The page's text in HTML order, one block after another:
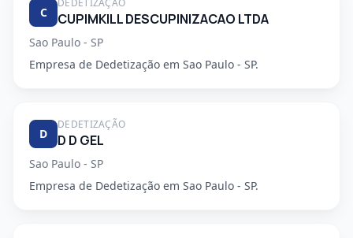
C
DEDETIZAÇÃO
CUPIMKILL DESCUPINIZACAO LTDA
Sao Paulo - SP
Empresa de Dedetização em Sao Paulo - SP.
D
DEDETIZAÇÃO
D D GEL
Sao Paulo - SP
Empresa de Dedetização em Sao Paulo - SP.